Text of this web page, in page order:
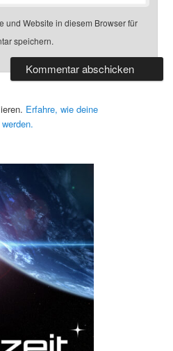
und Website in diesem Browser für
speichern.
Erfahre, wie deine